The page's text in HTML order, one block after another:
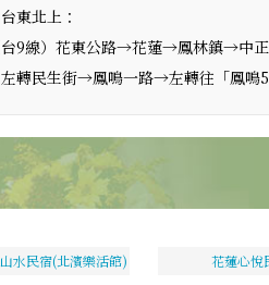
東北上：
9線）花東公路→花蓮→鳳林鎮→中
轉民生街→鳳鳴一路→左轉往「鳳鳴
水民宿(北濱樂活館) 花蓮心悅